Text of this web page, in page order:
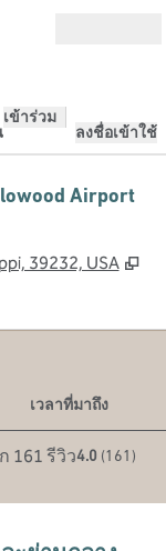
เข้าร่วม
ลงชื่อเข้าใช้
Airport
39232, USA ,
เวลาที่มาถึง
4.0 (161)